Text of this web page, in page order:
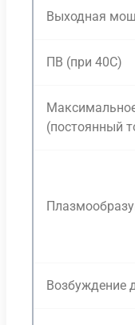
Выходная
ПВ (при 40С)
(постоянный
Возбуждение